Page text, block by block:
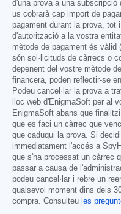
d'una prova a una
us cobrarà cap import de
pagament durant la prova, tot
d'autorització a la vostra
mètode de pagament és
són sol·licituds de càrrecs o
depenent del vostre mètode
financera, poden reflectir-se
Podeu cancel·lar la prova a
lloc web d'EnigmaSoft per al
EnigmaSoft abans que
que es faci un càrrec que
que caduqui la prova. Si
immediatament l'accés a
que s'ha processat un càrrec
passar a causa de
podeu cancel·lar i rebre un
qualsevol moment dins dels
compra. Consulteu les